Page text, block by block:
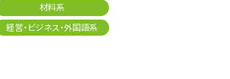
材料系
経営・ビジネス・外国語系